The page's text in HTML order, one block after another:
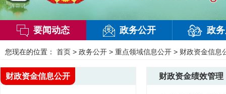
要闻动态 政务公开 政
您现在的位置： 首页 > 政务公开 > 重点领域信息公开 > 财政资金信息
财政资金绩效管理
财政资金信息公开